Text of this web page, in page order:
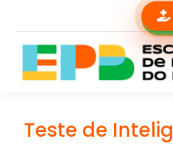
Teste de